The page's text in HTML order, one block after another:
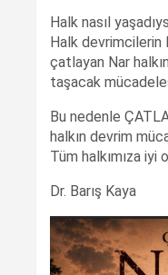
Halk nasıl
Halk devrimcilerin
çatlayan Nar
taşacak
Bu nedenle
halkın devrim
Tüm halkımıza iyi
Dr. Barış Kaya